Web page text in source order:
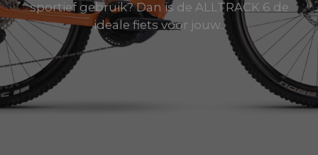
sportief gebruik? Dan is de ALLTRACK 6 de
ideale fiets voor jouw..